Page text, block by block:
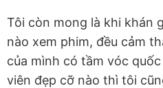
Tôi còn mong là khi khán
nào xem phim, đều cảm
của mình có tầm vóc
viên đẹp cỡ nào thì tôi